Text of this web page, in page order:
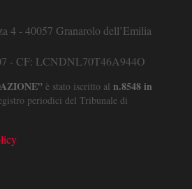
4 - 40057 Granarolo dell’Emilia
- CF: LCNDNL70T46A944O
è stato iscritto al n.8548 in
periodici del Tribunale di